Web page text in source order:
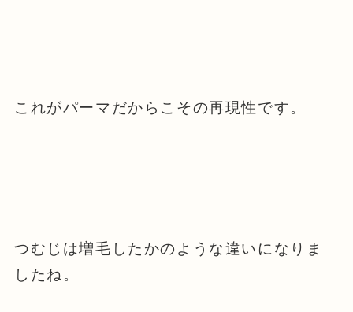
これがパーマだからこその再現性です。
つむじは増毛したかのような違いになりま
したね。